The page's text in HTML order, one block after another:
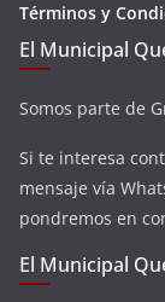
Términos y
El Municipal
Somos parte de
Si te interesa
mensaje vía
pondremos en
El Municipal